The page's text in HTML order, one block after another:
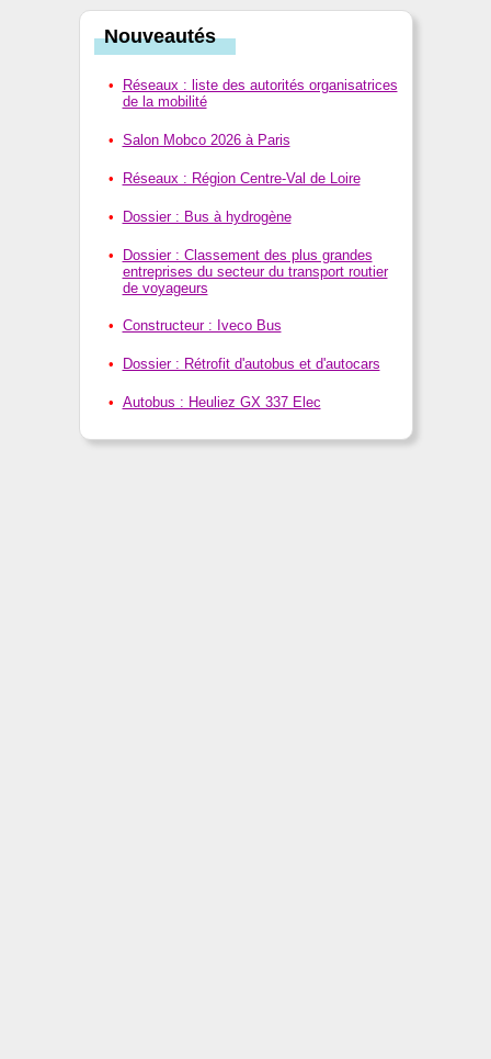
Nouveautés
Réseaux : liste des autorités organisatrices
de la mobilité
Salon Mobco 2026 à Paris
Réseaux : Région Centre-Val de Loire
Dossier : Bus à hydrogène
Dossier : Classement des plus grandes
entreprises du secteur du transport routier
de voyageurs
Constructeur : Iveco Bus
Dossier : Rétrofit d'autobus et d'autocars
Autobus : Heuliez GX 337 Elec